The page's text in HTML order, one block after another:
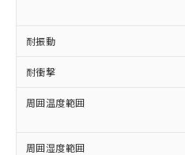
耐振動
耐衝撃
周囲温度範囲
周囲湿度範囲
ことをご了承く
在庫状況および
記載している更
タに基づき作成
覧された時点で
準価格とは異な
正式な納期状況
様のお取引先、
むを得ず変更するこ
鉛(Pb) 1000ppm以下、 水
(PBDE) 1000ppm以下、フタ
ル) (DEHP)(別名：DOP)
ルベンジル（BBP）
（DBP） 1000ppm以下、フ
「－」：未確認です。
*中国RoHS10物質の基準値
Pb(鉛) :1000ppm、 Hg(水銀
Cr(Ⅵ)(六価クロム) :
ニル類) : 1000ppm、 PBDEs(
DBP(フタル酸ジブチル) :
イソブチル) : 1000ppm、
為替および外国
（以下｢規制貨物
または国外への
国政府の輸出許
当社は規制貨物
全に破砕するな
いよう必要な手
○ 一定数以上
△ 一定数には